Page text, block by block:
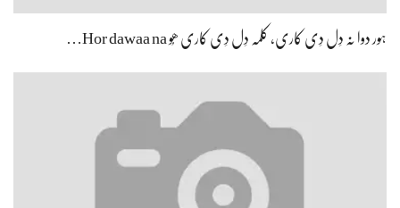
ہور دوا نہ دِل دِی کاری، کلمہ دِل دِی کاری ھُو Hor dawaa na…